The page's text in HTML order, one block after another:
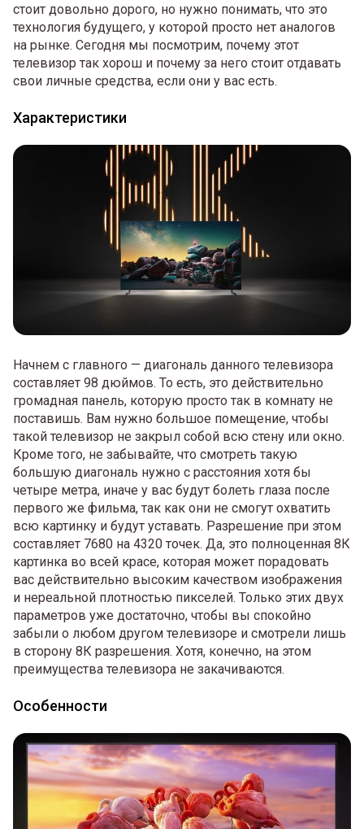
стоит довольно дорого, но нужно понимать, что это
технология будущего, у которой просто нет аналогов
на рынке. Сегодня мы посмотрим, почему этот
телевизор так хорош и почему за него стоит отдавать
свои личные средства, если они у вас есть.
Характеристики
Начнем с главного — диагональ данного телевизора
составляет 98 дюймов. То есть, это действительно
громадная панель, которую просто так в комнату не
поставишь. Вам нужно большое помещение, чтобы
такой телевизор не закрыл собой всю стену или окно.
Кроме того, не забывайте, что смотреть такую
большую диагональ нужно с расстояния хотя бы
четыре метра, иначе у вас будут болеть глаза после
первого же фильма, так как они не смогут охватить
всю картинку и будут уставать. Разрешение при этом
составляет 7680 на 4320 точек. Да, это полноценная 8К
картинка во всей красе, которая может порадовать
вас действительно высоким качеством изображения
и нереальной плотностью пикселей. Только этих двух
параметров уже достаточно, чтобы вы спокойно
забыли о любом другом телевизоре и смотрели лишь
в сторону 8К разрешения. Хотя, конечно, на этом
преимущества телевизора не закачиваются.
Особенности